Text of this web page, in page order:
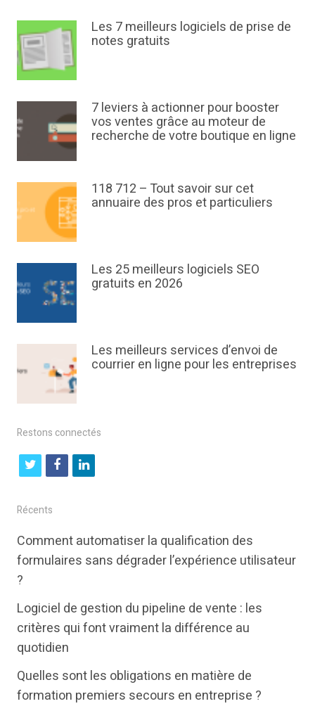
Les 7 meilleurs logiciels de prise de
notes gratuits
7 leviers à actionner pour booster
vos ventes grâce au moteur de
recherche de votre boutique en ligne
118 712 – Tout savoir sur cet
annuaire des pros et particuliers
Les 25 meilleurs logiciels SEO
gratuits en 2026
Les meilleurs services d’envoi de
courrier en ligne pour les entreprises
Restons connectés
t
i
t
r
f
b
k
l
k
e
n
Récents
Comment automatiser la qualification des
formulaires sans dégrader l’expérience utilisateur
?
Logiciel de gestion du pipeline de vente : les
critères qui font vraiment la différence au
quotidien
Quelles sont les obligations en matière de
formation premiers secours en entreprise ?